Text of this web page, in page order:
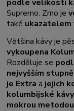
podle velikosti
Supremo. Zrno je
také
Většina kávy je
vykoupena
Rozděluje se
nejvyšším
je Extra a jejich
kolumbijské
mokrou metodou